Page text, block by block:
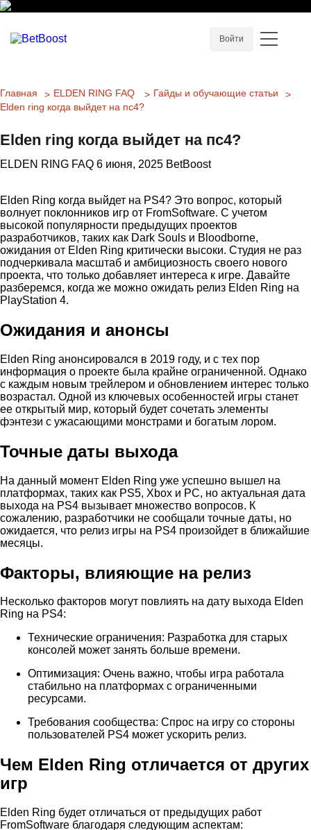
Войти
Главная ELDEN RING FAQ
Гайды и обучающие статьи
Elden ring когда выйдет на пс4?
Elden ring когда выйдет на пс4?
ELDEN RING FAQ 6 июня, 2025 BetBoost
Elden Ring когда выйдет на PS4? Это вопрос, который
волнует поклонников игр от FromSoftware. С учетом
высокой популярности предыдущих проектов
разработчиков, таких как Dark Souls и Bloodborne,
ожидания от Elden Ring критически высоки. Студия не раз
подчеркивала масштаб и амбициозность своего нового
проекта, что только добавляет интереса к игре. Давайте
разберемся, когда же можно ожидать релиз Elden Ring на
PlayStation 4.
Ожидания и анонсы
Elden Ring анонсировался в 2019 году, и с тех пор
информация о проекте была крайне ограниченной. Однако
с каждым новым трейлером и обновлением интерес только
возрастал. Одной из ключевых особенностей игры станет
ее открытый мир, который будет сочетать элементы
фэнтези с ужасающими монстрами и богатым лором.
Точные даты выхода
На данный момент Elden Ring уже успешно вышел на
платформах, таких как PS5, Xbox и PC, но актуальная дата
выхода на PS4 вызывает множество вопросов. К
сожалению, разработчики не сообщали точные даты, но
ожидается, что релиз игры на PS4 произойдет в ближайшие
месяцы.
Факторы, влияющие на релиз
Несколько факторов могут повлиять на дату выхода Elden
Ring на PS4:
Технические ограничения: Разработка для старых
консолей может занять больше времени.
Оптимизация: Очень важно, чтобы игра работала
стабильно на платформах с ограниченными
ресурсами.
Требования сообщества: Спрос на игру со стороны
пользователей PS4 может ускорить релиз.
Чем Elden Ring отличается от других
игр
Elden Ring будет отличаться от предыдущих работ
FromSoftware благодаря следующим аспектам: